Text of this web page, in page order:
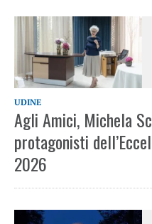
UDINE
Agli Amici, Michela
protagonisti
2026